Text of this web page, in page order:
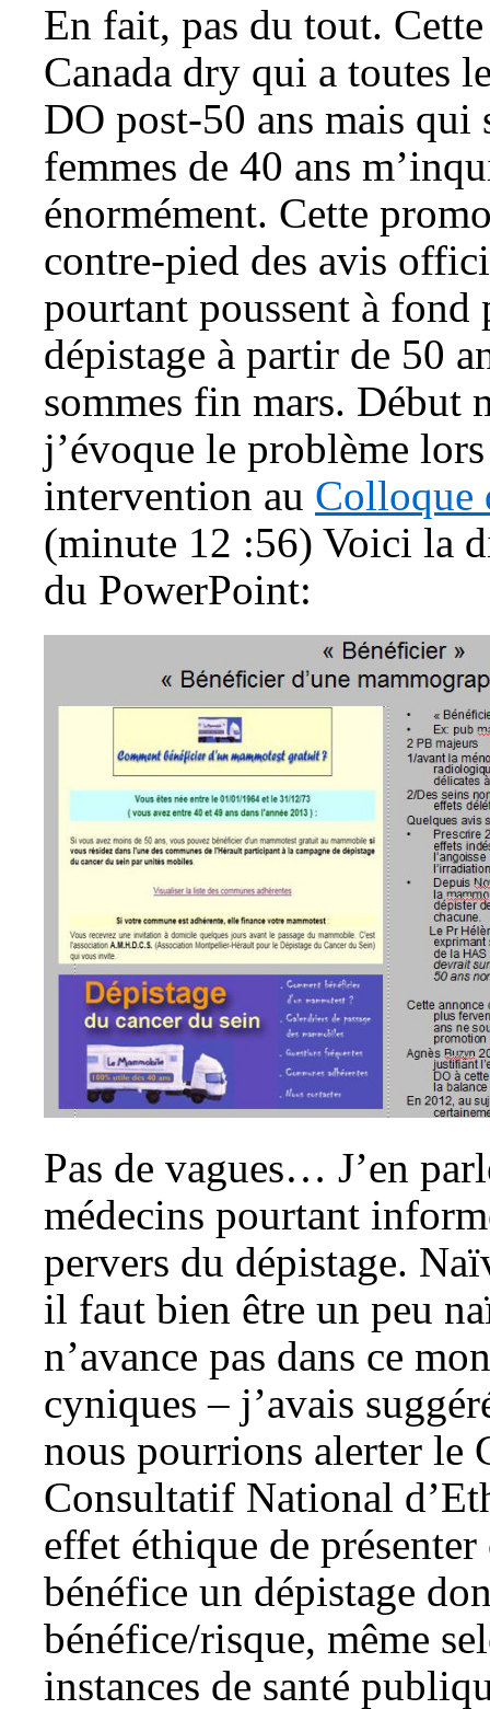
En fait, pas du tout.
Canada dry qui a toutes
DO post-50 ans mais qui
femmes de 40 ans
énormément. Cette
contre-pied des avis
pourtant poussent à fond
dépistage à partir de 50
sommes fin mars. Début
j’évoque le problème lors
intervention au Colloque
(minute 12 :56) Voici la
du PowerPoint:
Pas de vagues… J’en
médecins pourtant
pervers du dépistage.
il faut bien être un peu
n’avance pas dans ce
cyniques – j’avais
nous pourrions alerter le
Consultatif National
effet éthique de
bénéfice un dépistage
bénéfice/risque, même
instances de santé